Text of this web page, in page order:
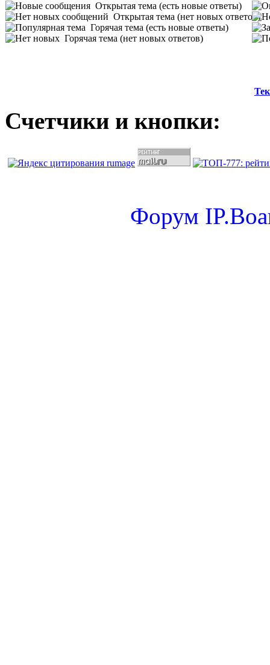
Открытая тема (есть новые ответы)
Открытая тема (нет новых ответов)
Горячая тема (есть новые ответы)
Горячая тема (нет новых ответов)
Счетчики и кнопки:
Форум